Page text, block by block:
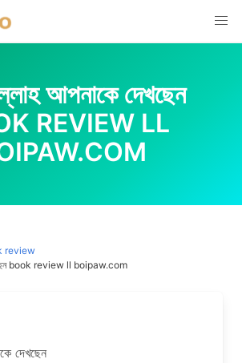
আপনাকে দেখছেন
REVIEW LL
review
book review ll boipaw.com
দেখছেন